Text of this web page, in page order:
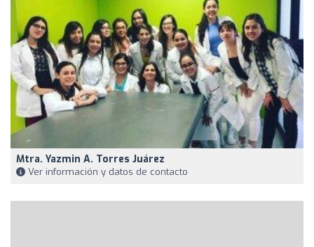
Mtra. Yazmin A. Torres Juárez
Ver información y datos de contacto